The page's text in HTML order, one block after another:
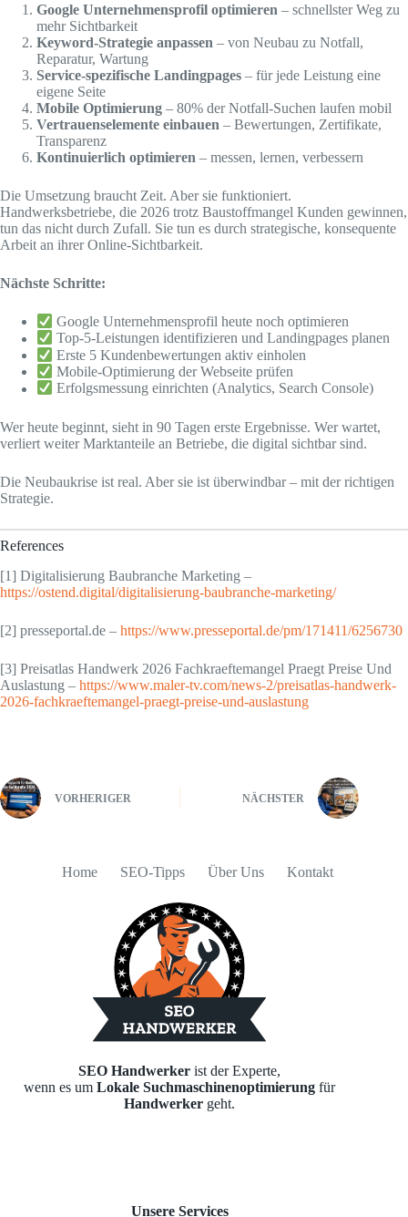
Google Unternehmensprofil optimieren – schnellster Weg zu
mehr Sichtbarkeit
Keyword-Strategie anpassen – von Neubau zu Notfall,
Reparatur, Wartung
Service-spezifische Landingpages – für jede Leistung eine
eigene Seite
Mobile Optimierung – 80% der Notfall-Suchen laufen mobil
Vertrauenselemente einbauen – Bewertungen, Zertifikate,
Transparenz
Kontinuierlich optimieren – messen, lernen, verbessern
Die Umsetzung braucht Zeit. Aber sie funktioniert.
Handwerksbetriebe, die 2026 trotz Baustoffmangel Kunden gewinnen,
tun das nicht durch Zufall. Sie tun es durch strategische, konsequente
Arbeit an ihrer Online-Sichtbarkeit.
Nächste Schritte:
Google Unternehmensprofil heute noch optimieren
Top-5-Leistungen identifizieren und Landingpages planen
Erste 5 Kundenbewertungen aktiv einholen
Mobile-Optimierung der Webseite prüfen
Erfolgsmessung einrichten (Analytics, Search Console)
Wer heute beginnt, sieht in 90 Tagen erste Ergebnisse. Wer wartet,
verliert weiter Marktanteile an Betriebe, die digital sichtbar sind.
Die Neubaukrise ist real. Aber sie ist überwindbar – mit der richtigen
Strategie.
References
[1] Digitalisierung Baubranche Marketing –
https://ostend.digital/digitalisierung-baubranche-marketing/
[2] presseportal.de – https://www.presseportal.de/pm/171411/6256730
[3] Preisatlas Handwerk 2026 Fachkraeftemangel Praegt Preise Und
Auslastung – https://www.maler-tv.com/news-2/preisatlas-handwerk-
2026-fachkraeftemangel-praegt-preise-und-auslastung
VORHERIGER NÄCHSTER
Home SEO-Tipps Über Uns Kontakt
SEO Handwerker ist der Experte,
wenn es umLokale Suchmaschinenoptimierung für
Handwerker geht.
Unsere Services